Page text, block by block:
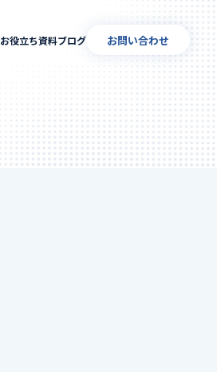
お役立ち資料ブログ お問い合わせ